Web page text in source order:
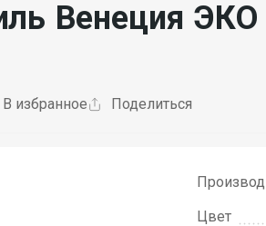
Венеция
В избранное Поделиться
Цвет